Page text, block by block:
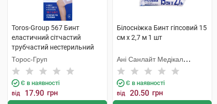
Toros-Group 567 Бинт
еластичний сітчастий
трубчастий нестерильний
15х5 см стегно та голова 1
шт
Торос-Груп
Є в наявності
від 17.90 грн
Білосніжка Бинт гіпсовий 15
см х 2,7 м 1 шт
Ані Санлайт Медікал
Продактс
Є в наявності
від 20.50 грн